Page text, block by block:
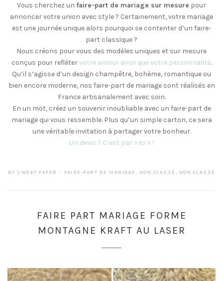
Vous cherchez un faire-part de mariage sur mesure pour
annoncer votre union avec style ? Certainement, votre mariage
est une journée unique alors pourquoi se contenter d’un faire-
part classique ?
Nous créons pour vous des modèles uniques et sur mesure
conçus pour reflétervotre amour ainsi que votre personnalité.
Qu’il s’agisse d’un design champêtre, bohème, romantique ou
bien encore moderne, nos faire-part de mariage sont réalisés en
France artisanalement avec soin.
En un mot, créez un souvenir inoubliable avec un faire-part de
mariage qui vous ressemble. Plus qu’un simple carton, ce sera
une véritable invitation à partager votre bonheur.
Un devis ? C’est par > ici < !
BY SWEET PAPER FAIRE-PART DE MARIAGE , NON CLASSÉ , NON CLASSÉ
FAIRE PART MARIAGE FORME
MONTAGNE KRAFT AU LASER